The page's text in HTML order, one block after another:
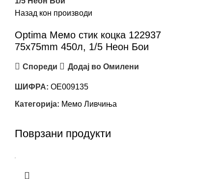
Назад кон производи
Optima Мемо стик коцка 122937
75x75mm 450л, 1/5 Неон Бои
Спореди Додај во Омилени
ШИФРА: OE009135
Категорија: Мемо Ливчиња
Поврзани продукти